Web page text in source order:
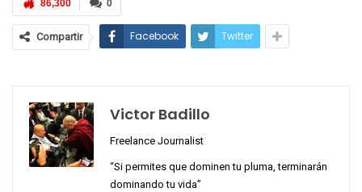
0
86,300
Compartir Facebook Twitter
Victor Badillo
Freelance Journalist
“Si permites que dominen tu pluma, terminarán
dominando tu vida”